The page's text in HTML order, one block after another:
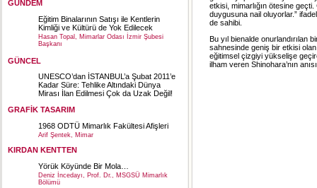
GÜNDEM
Eğitim Binalarının Satışı ile Kentlerin
Kimliği ve Kültürü de Yok Edilecek
Hasan Topal, Mimarlar Odası İzmir Şubesi
Başkanı
GÜNCEL
UNESCO’dan İSTANBUL’a Şubat 2011’e
Kadar Süre: Tehlike Altındaki Dünya
Mirası İlan Edilmesi Çok da Uzak Değil!
GRAFİK TASARIM
1968 ODTÜ Mimarlık Fakültesi Afişleri
Arif Şentek, Mimar
KIRDAN KENTTEN
Yörük Köyünde Bir Mola…
Deniz İncedayı, Prof. Dr., MSGSÜ Mimarlık
Bölümü
etkisi, mimarlığın ötesine
duygusuna nail oluyorlar.”
de sahibi.
Bu yıl bienalde onurlandırılan
sahnesinde geniş bir etkisi
eğitimsel çizgiyi yükselişe
ilham veren Shinohara’nın